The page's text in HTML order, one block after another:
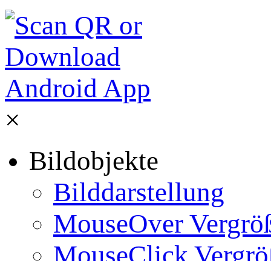
×
Bildobjekte
Bilddarstellung
MouseOver
MouseClick